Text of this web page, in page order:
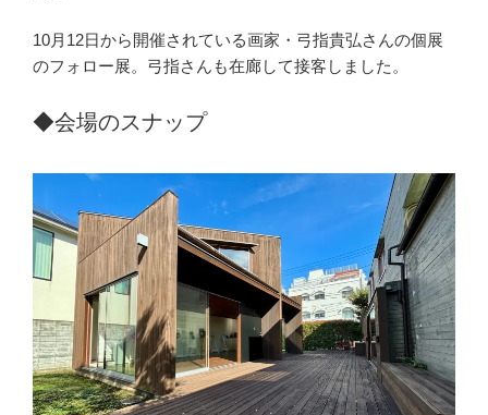
10月12日から開催されている画家・弓指貴弘さんの個展
のフォロー展。弓指さんも在廊して接客しました。
◆会場のスナップ